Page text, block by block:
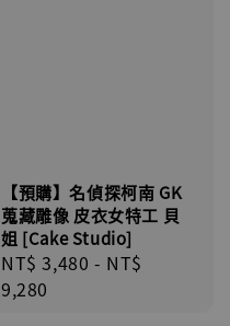
【預購】名偵探柯南 GK
蒐藏雕像 皮衣女特工 貝
姐 [Cake Studio]
Regular
price
NT$ 3,480 - NT$
9,280